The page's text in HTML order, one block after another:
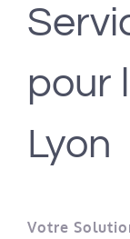
pour
Lyon
Votre